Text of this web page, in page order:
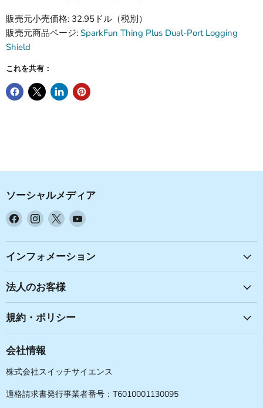
販売元小売価格: 32.95ドル（税別）
販売元商品ページ: SparkFun Thing Plus Dual-Port Logging
Shield
これを共有：
ソーシャルメディア
Facebook
見
つ
て
く
さ
い
Instagram
見
つ
て
く
さ
い
X
見
つ
て
く
さ
い
YouTube
見
つ
い
インフォメーション
法人のお客様
規約・ポリシー
会社情報
株式会社スイッチサイエンス
適格請求書発行事業者番号：T6010001130095